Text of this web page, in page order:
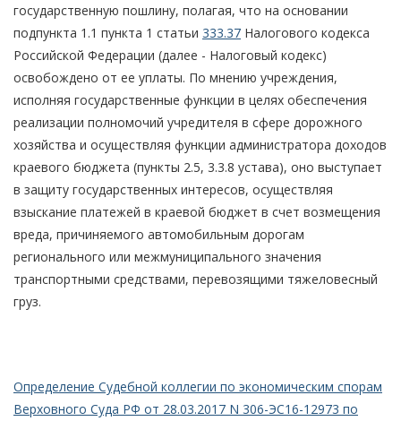
государственную пошлину, полагая, что на основании
подпункта 1.1 пункта 1 статьи 333.37 Налогового кодекса
Российской Федерации (далее - Налоговый кодекс)
освобождено от ее уплаты. По мнению учреждения,
исполняя государственные функции в целях обеспечения
реализации полномочий учредителя в сфере дорожного
хозяйства и осуществляя функции администратора доходов
краевого бюджета (пункты 2.5, 3.3.8 устава), оно выступает
в защиту государственных интересов, осуществляя
взыскание платежей в краевой бюджет в счет возмещения
вреда, причиняемого автомобильным дорогам
регионального или межмуниципального значения
транспортными средствами, перевозящими тяжеловесный
груз.
Определение Судебной коллегии по экономическим спорам
Верховного Суда РФ от 28.03.2017 N 306-ЭС16-12973 по